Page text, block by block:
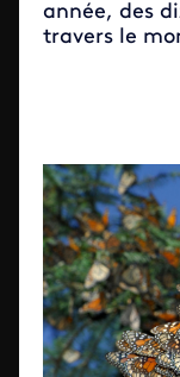
année, des
travers le